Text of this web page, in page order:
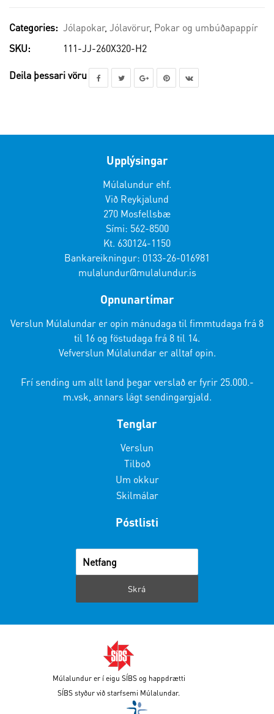
Categories: Jólapokar, Jólavörur, Pokar og umbúðapappír
SKU:
111-JJ-260X320-H2
Deila þessari vöru
Upplýsingar
Múlalundur ehf.
Við Reykjalund
270 Mosfellsbæ
Sími: 562-8500
Kt. 630124-1150
Bankareikningur: 0133-26-016981
mulalundur@mulalundur.is
Opnunartímar
Verslun Múlalundar er opin mánudaga til fimmtudaga frá 8
til 16 og föstudaga frá 8 til 14.
Vefverslun Múlalundar er alltaf opin.
Frí sending um allt land þegar verslað er fyrir 25.000.-
m.vsk, annars lágt sendingargjald.
Tenglar
Verslun
Tilboð
Um okkur
Skilmálar
Póstlisti
Múlalundur er í eigu SÍBS og happdrætti
SÍBS styður við starfsemi Múlalundar.